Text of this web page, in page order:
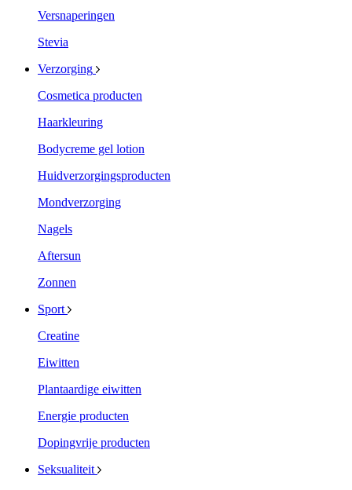
Versnaperingen
Stevia
Verzorging
Cosmetica producten
Haarkleuring
Bodycreme gel lotion
Huidverzorgingsproducten
Mondverzorging
Nagels
Aftersun
Zonnen
Sport
Creatine
Eiwitten
Plantaardige eiwitten
Energie producten
Dopingvrije producten
Seksualiteit